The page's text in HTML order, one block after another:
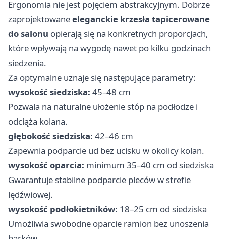
Ergonomia nie jest pojęciem abstrakcyjnym. Dobrze
zaprojektowaneeleganckie krzesła tapicerowane
do salonu opierają się na konkretnych proporcjach,
które wpływają na wygodę nawet po kilku godzinach
siedzenia.
Za optymalne uznaje się następujące parametry:
wysokość siedziska: 45–48 cm
Pozwala na naturalne ułożenie stóp na podłodze i
odciąża kolana.
głębokość siedziska: 42–46 cm
Zapewnia podparcie ud bez ucisku w okolicy kolan.
wysokość oparcia: minimum 35–40 cm od siedziska
Gwarantuje stabilne podparcie pleców w strefie
lędźwiowej.
wysokość podłokietników: 18–25 cm od siedziska
Umożliwia swobodne oparcie ramion bez unoszenia